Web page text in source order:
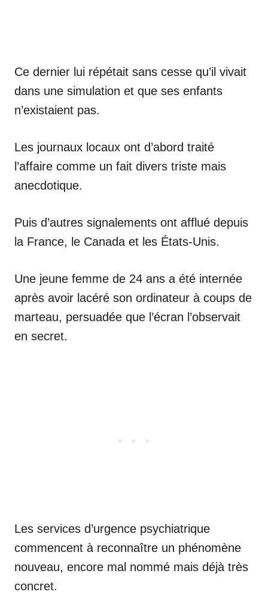
Ce dernier lui répétait sans cesse qu’il vivait
dans une simulation et que ses enfants
n’existaient pas.
Les journaux locaux ont d’abord traité
l’affaire comme un fait divers triste mais
anecdotique.
Puis d’autres signalements ont afflué depuis
la France, le Canada et les États-Unis.
Une jeune femme de 24 ans a été internée
après avoir lacéré son ordinateur à coups de
marteau, persuadée que l’écran l’observait
en secret.
Les services d’urgence psychiatrique
commencent à reconnaître un phénomène
nouveau, encore mal nommé mais déjà très
concret.